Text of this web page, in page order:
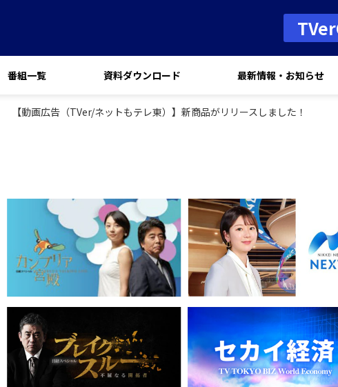
番組一覧 資料ダウンロード 最新情報・お知らせ
【動画広告（TVer/ネットもテレ東）】新商品がリリースしました！